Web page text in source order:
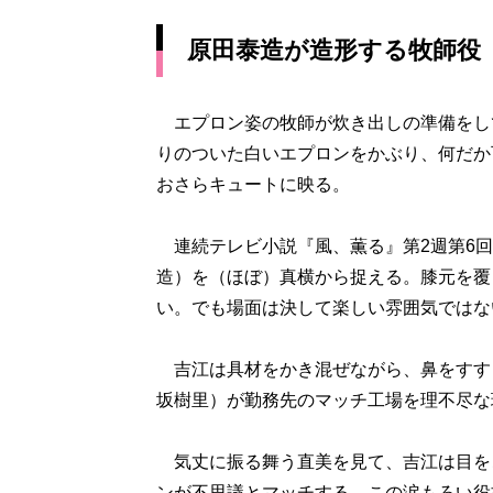
原田泰造が造形する牧師役
エプロン姿の牧師が炊き出しの準備を
りのついた白いエプロンをかぶり、何だ
おさらキュートに映る。
連続テレビ小説『風、薫る』第2週第6
造）を（ほぼ）真横から捉える。膝元を
い。でも場面は決して楽しい雰囲気では
吉江は具材をかき混ぜながら、鼻をす
坂樹里）が勤務先のマッチ工場を理不尽
気丈に振る舞う直美を見て、吉江は目